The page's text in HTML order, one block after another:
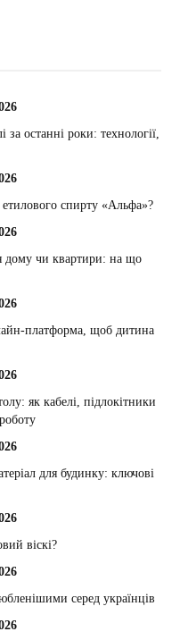
за останні роки: технології,
спирту «Альфа»?
дому чи квартири: на що
платформа, щоб дитина
як кабелі, підлокітники
для будинку: ключові
віскі?
серед українців